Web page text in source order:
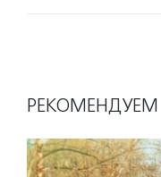
РЕКОМЕНДУЕМ